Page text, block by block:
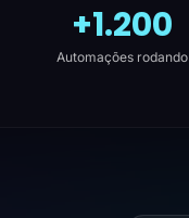
+1.200
Automações rodando